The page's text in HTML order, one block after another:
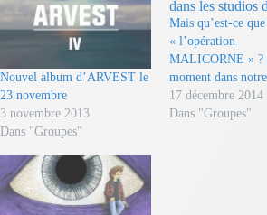
Nouvel album d’ARVEST le
23 novembre
3 novembre 2013
Dans "Groupes"
Mais qu’est-ce que
« l’opération
MALICORNE » ?
moment dans
17 décembre 2014
Dans "Groupes"